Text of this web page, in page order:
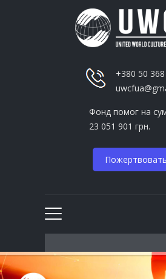
+380 50
Фонд помог на
23 051 901 грн.
Пожертвовать